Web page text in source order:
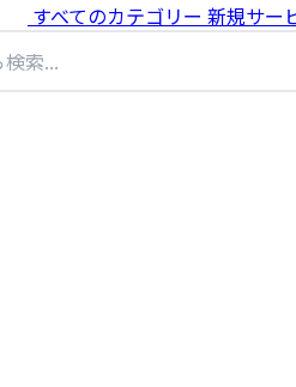
すべてのカテゴリー 新規サー